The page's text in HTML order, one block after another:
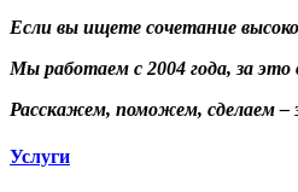
Если вы ищете сочетание
Мы работаем с 2004 года, за
Расскажем, поможем, сделаем –
Услуги